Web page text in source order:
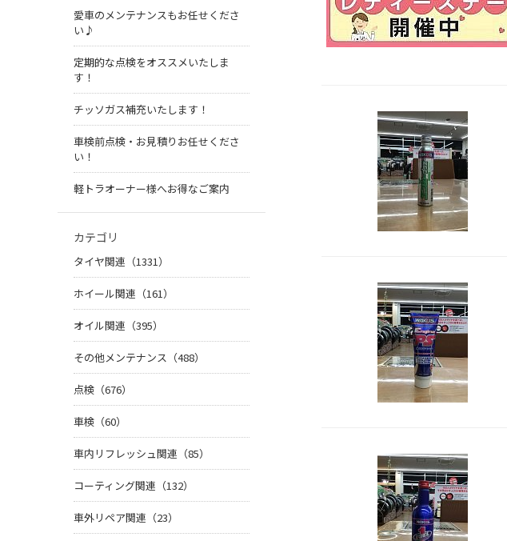
愛車のメンテナンスもお任せくださ
い♪
定期的な点検をオススメいたしま
す！
チッソガス補充いたします！
車検前点検・お見積りお任せくださ
い！
軽トラオーナー様へお得なご案内
カテゴリ
タイヤ関連（1331）
ホイール関連（161）
オイル関連（395）
その他メンテナンス（488）
点検（676）
車検（60）
車内リフレッシュ関連（85）
コーティング関連（132）
車外リペア関連（23）